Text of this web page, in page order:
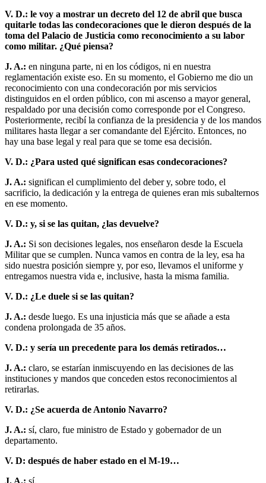
V. D.: le voy a mostrar un decreto del 12 de abril que busca
quitarle todas las condecoraciones que le dieron después de la
toma del Palacio de Justicia como reconocimiento a su labor
como militar. ¿Qué piensa?
J. A.: en ninguna parte, ni en los códigos, ni en nuestra
reglamentación existe eso. En su momento, el Gobierno me dio un
reconocimiento con una condecoración por mis servicios
distinguidos en el orden público, con mi ascenso a mayor general,
respaldado por una decisión como corresponde por el Congreso.
Posteriormente, recibí la confianza de la presidencia y de los mandos
militares hasta llegar a ser comandante del Ejército. Entonces, no
hay una base legal y real para que se tome esa decisión.
V. D.: ¿Para usted qué significan esas condecoraciones?
J. A.: significan el cumplimiento del deber y, sobre todo, el
sacrificio, la dedicación y la entrega de quienes eran mis subalternos
en ese momento.
V. D.: y, si se las quitan, ¿las devuelve?
J. A.: Si son decisiones legales, nos enseñaron desde la Escuela
Militar que se cumplen. Nunca vamos en contra de la ley, esa ha
sido nuestra posición siempre y, por eso, llevamos el uniforme y
entregamos nuestra vida e, inclusive, hasta la misma familia.
V. D.: ¿Le duele si se las quitan?
J. A.: desde luego. Es una injusticia más que se añade a esta
condena prolongada de 35 años.
V. D.: y sería un precedente para los demás retirados…
J. A.: claro, se estarían inmiscuyendo en las decisiones de las
instituciones y mandos que conceden estos reconocimientos al
retirarlas.
V. D.: ¿Se acuerda de Antonio Navarro?
J. A.: sí, claro, fue ministro de Estado y gobernador de un
departamento.
V. D: después de haber estado en el M-19…